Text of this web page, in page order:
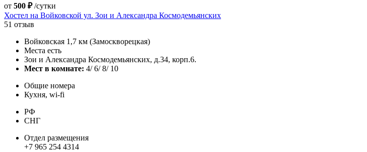
от 500 ₽/сутки
Хостел на Войковской ул. Зои и Александра Космодемьянских
51 отзыв
Войковская 1,7 км (Замоскворецкая)
Места есть
Зои и Александра Космодемьянских, д.34, корп.6.
Мест в комнате: 4/ 6/ 8/ 10
Общие номера
Кухня, wi-fi
РФ
СНГ
Отдел размещения
+7 965 254 4314